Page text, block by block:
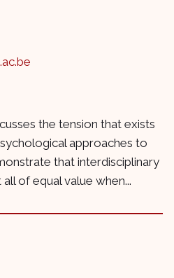
the tension that exists
approaches to
that interdisciplinary
of equal value when...